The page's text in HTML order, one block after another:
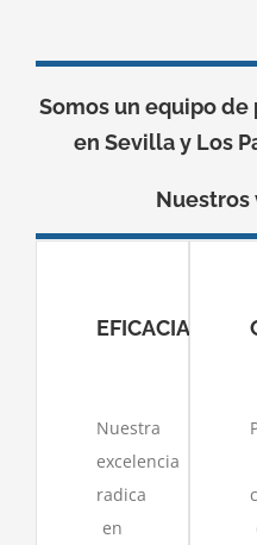
Somos un equipo
en Sevilla y Los
Nuestros
EFICACIA
Nuestra
excelencia
radica
en